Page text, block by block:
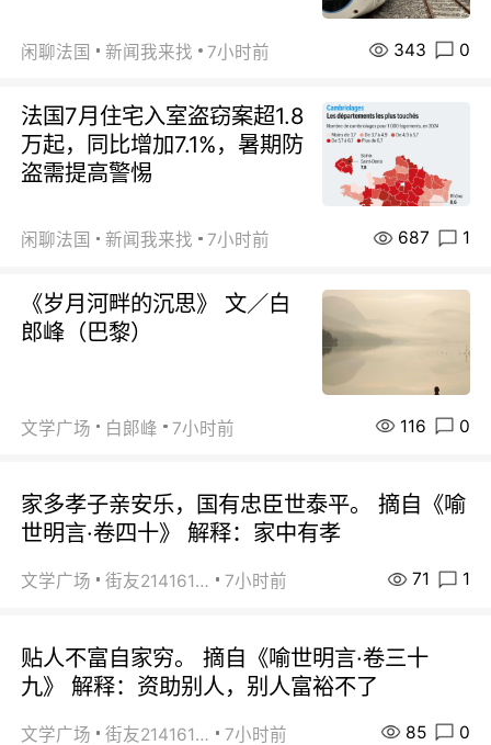
闲聊法国 新闻我来找 7小时前 343 0
法国7月住宅入室盗窃案超1.8
万起，同比增加7.1%，暑期防
盗需提高警惕
闲聊法国 新闻我来找 7小时前 687 1
《岁月河畔的沉思》 文／白
郎峰（巴黎）
文学广场 白郞峰 7小时前 116 0
家多孝子亲安乐，国有忠臣世泰平。 摘自《喻
世明言·卷四十》 解释：家中有孝
文学广场 街友21416156 7小时前 71 1
贴人不富自家穷。 摘自《喻世明言·卷三十
九》 解释：资助别人，别人富裕不了
文学广场 街友21416156 7小时前 85 0